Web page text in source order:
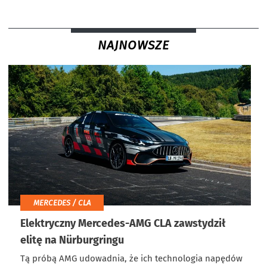
NAJNOWSZE
MERCEDES / CLA
Elektryczny Mercedes-AMG CLA zawstydził
elitę na Nürburgringu
Tą próbą AMG udowadnia, że ich technologia napędów